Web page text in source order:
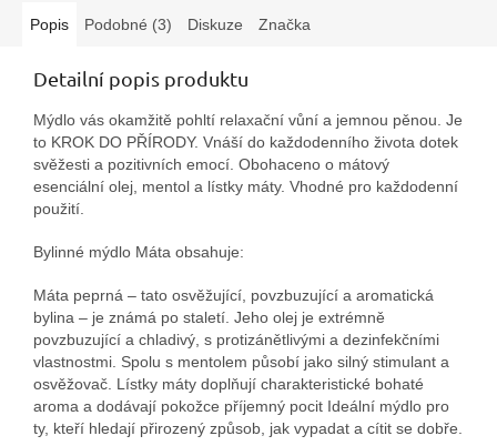
Popis Podobné (3) Diskuze Značka
Detailní popis produktu
Mýdlo vás okamžitě pohltí relaxační vůní a jemnou pěnou. Je
to KROK DO PŘÍRODY. Vnáší do každodenního života dotek
svěžesti a pozitivních emocí. Obohaceno o mátový
esenciální olej, mentol a lístky máty. Vhodné pro každodenní
použití.
Bylinné mýdlo Máta obsahuje:
Máta peprná – tato osvěžující, povzbuzující a aromatická
bylina – je známá po staletí. Jeho olej je extrémně
povzbuzující a chladivý, s protizánětlivými a dezinfekčními
vlastnostmi. Spolu s mentolem působí jako silný stimulant a
osvěžovač. Lístky máty doplňují charakteristické bohaté
aroma a dodávají pokožce příjemný pocit Ideální mýdlo pro
ty, kteří hledají přirozený způsob, jak vypadat a cítit se dobře.